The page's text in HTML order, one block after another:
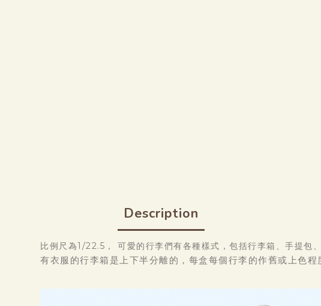
Description
比例尺為1/22.5， 可愛的行李們有各種樣式，包括行李箱、手提包
有衣服的行李箱是上下半分離的，每盒每個行李的作舊或上色程